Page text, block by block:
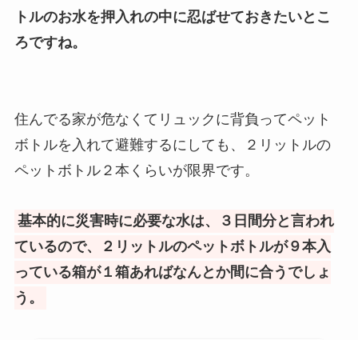
トルのお水を押入れの中に忍ばせておきたいとこ
ろですね。
住んでる家が危なくてリュックに背負ってペット
ボトルを入れて避難するにしても、２リットルの
ペットボトル２本くらいが限界です。
基本的に災害時に必要な水は、３日間分と言われ
ているので、２リットルのペットボトルが９本入
っている箱が１箱あればなんとか間に合うでしょ
う。